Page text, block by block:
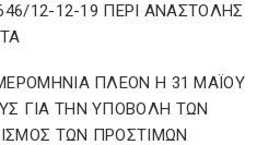
12-12-19 ΠΕΡΙ ΑΝΑΣΤΟΛΗΣ
ΠΛΕΟΝ Η 31 ΜΑΪΟΥ
ΓΙΑ ΤΗΝ ΥΠΟΒΟΛΗ ΤΩΝ
ΤΩΝ ΠΡΟΣΤΙΜΩΝ